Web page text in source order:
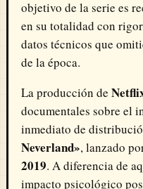
objetivo de la serie es
en su totalidad con
datos técnicos que
de la época.
La producción de
documentales sobre el
inmediato de
Neverland», lanzado
2019. A diferencia de
impacto psicológico